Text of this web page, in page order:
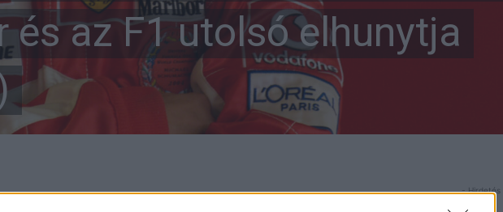
és az F1 utolsó elhunytja
- Hirdetés -